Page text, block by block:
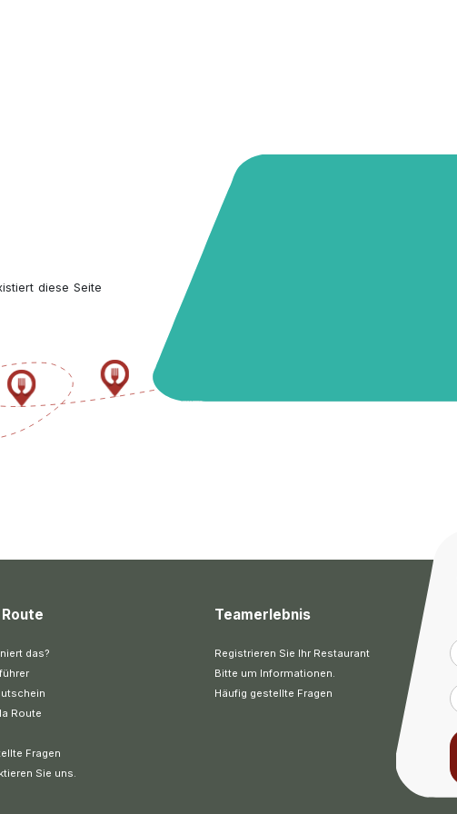
diese Seite
das?
Route
Fragen
Sie uns.
Teamerlebnis
Registrieren Sie Ihr Restaurant
Bitte um Informationen.
Häufig gestellte Fragen